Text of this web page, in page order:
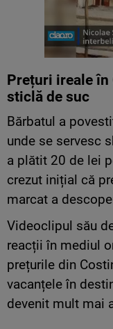
Prețuri ireale
sticlă de suc
Bărbatul a
unde se servesc
a plătit 20 de lei
crezut inițial că
marcat a
Videoclipul său
reacții în mediul
prețurile din
vacanțele în
devenit mult mai